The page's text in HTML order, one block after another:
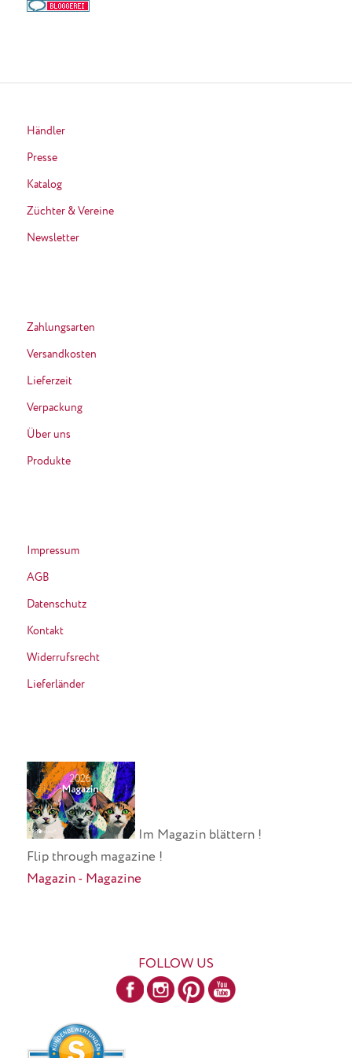
Händler
Presse
Katalog
Züchter & Vereine
Newsletter
Zahlungsarten
Versandkosten
Lieferzeit
Verpackung
Über uns
Produkte
Impressum
AGB
Datenschutz
Kontakt
Widerrufsrecht
Lieferländer
Im Magazin blättern !
Flip through magazine !
Magazin - Magazine
FOLLOW US